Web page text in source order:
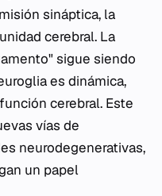
sináptica, la
cerebral. La
sigue siendo
es dinámica,
cerebral. Este
vías de
neurodegenerativas,
un papel